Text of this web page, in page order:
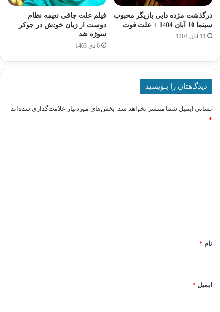
درگذشت مژده دایی بازیگر محبوب
سینما 10 آبان 1404 + علت فوت
11 آبان 1404
فیلم علت چاقی نعیمه نظام‌
دوست از زبان خودش در جوکر
سوژه شد
6 دی 1403
دیدگاهتان را بنویسید
نشانی ایمیل شما منتشر نخواهد شد. بخش‌های موردنیاز علامت‌گذاری شده‌اند
*
نام *
ایمیل *